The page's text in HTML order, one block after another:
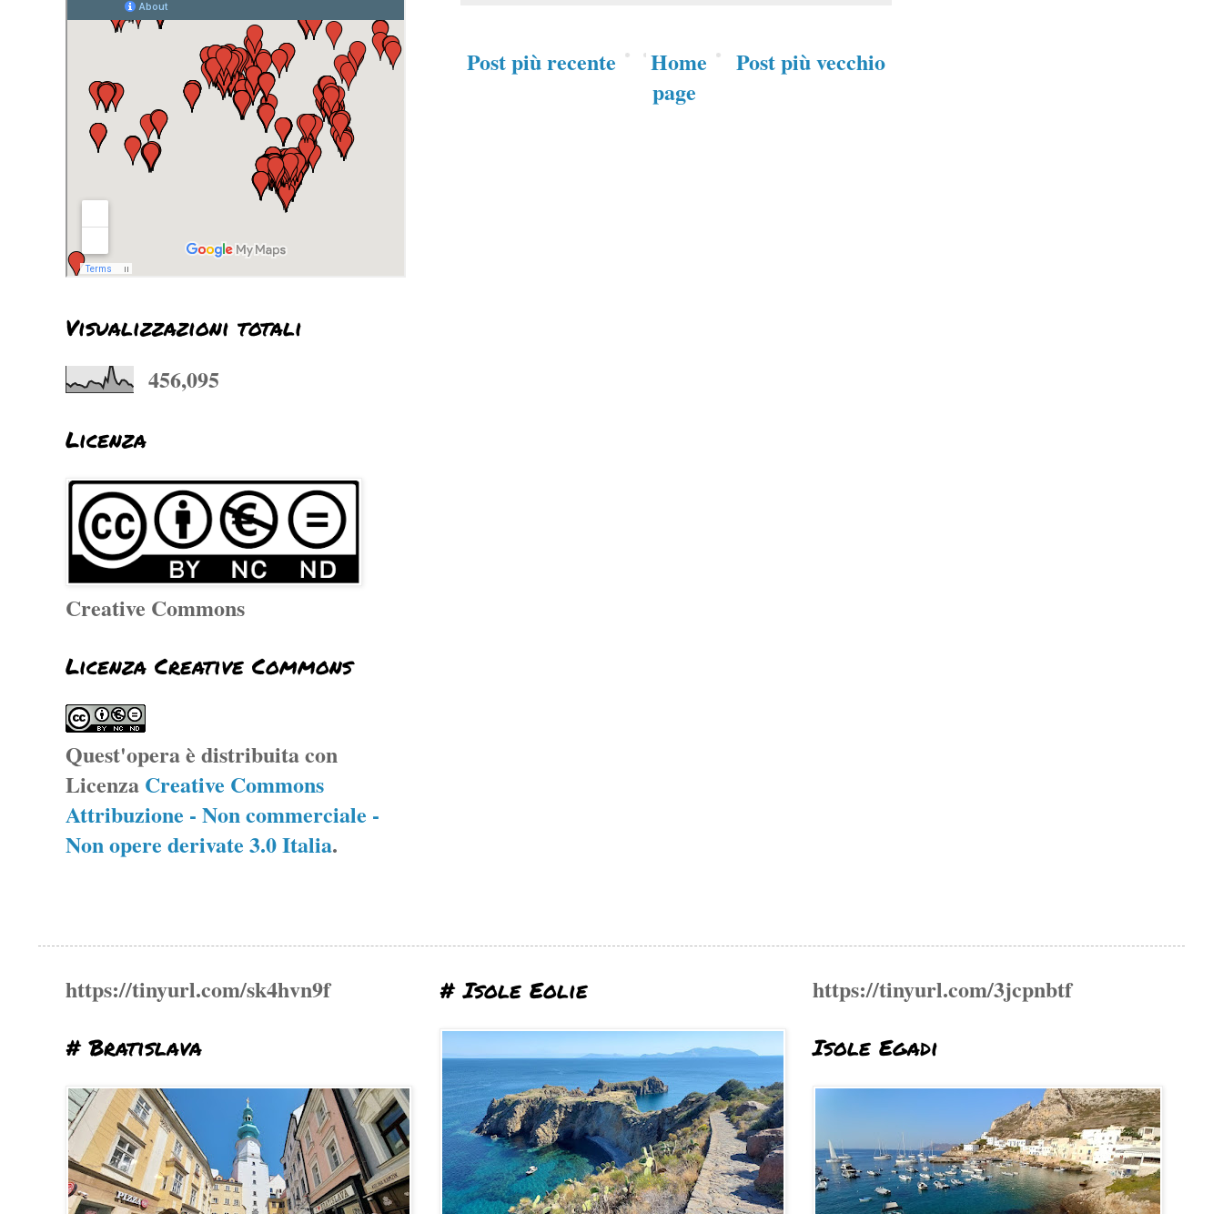
Post più recente Post più vecchio
Home
page
Visualizzazioni totali
456,095
Licenza
Creative Commons
Licenza Creative Commons
Quest'opera è distribuita con
Licenza Creative Commons
Attribuzione - Non commerciale -
Non opere derivate 3.0 Italia.
https://tinyurl.com/sk4hvn9f
# Bratislava
# Isole Eolie
https://tinyurl.com/3jcpnbtf
Isole Egadi